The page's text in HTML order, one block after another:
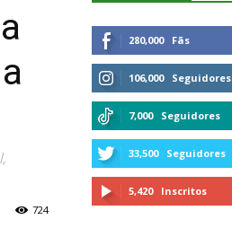
724
280,000 Fãs
106,000 Seguidores
7,000 Seguidores
33,500 Seguidores
5,420 Inscritos